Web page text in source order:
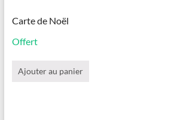
Carte de Noël
Offert
Ajouter au panier